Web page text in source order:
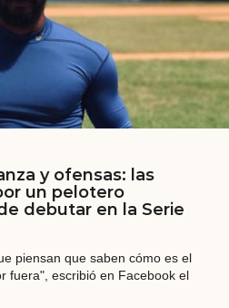
y ofensas: las
un pelotero
debutar en la Serie
piensan que saben cómo es el
fuera", escribió en Facebook el